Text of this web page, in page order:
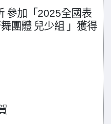
參加「 2025全國表
團體 兒少組 」獲得